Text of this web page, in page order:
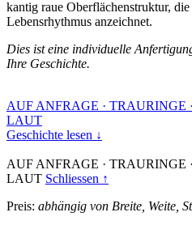
kantig raue Oberflächenstruktur,
Lebensrhythmus anzeichnet.
Dies ist eine individuelle
Ihre Geschichte.
AUF ANFRAGE · TRAURINGE ·
LAUT
Geschichte lesen ↓
AUF ANFRAGE · TRAURINGE ·
LAUT Schliessen ↑
Preis: abhängig von Breite, Weite,